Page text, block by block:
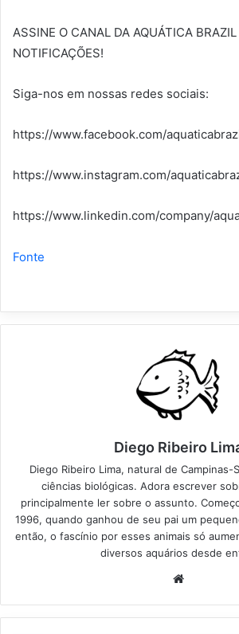
ASSINE O CANAL DA AQUÁTICA
NOTIFICAÇÕES!
Siga-nos em nossas redes sociais:
https://www.facebook.com/
https://www.instagram.com/
https://www.linkedin.com/company/
Fonte
Diego Ribeiro
Diego Ribeiro Lima, natural de Campinas-
ciências biológicas. Adora escrever
principalmente ler sobre o assunto.
1996, quando ganhou de seu pai um
então, o fascínio por esses animais só
diversos aquários desde
Website